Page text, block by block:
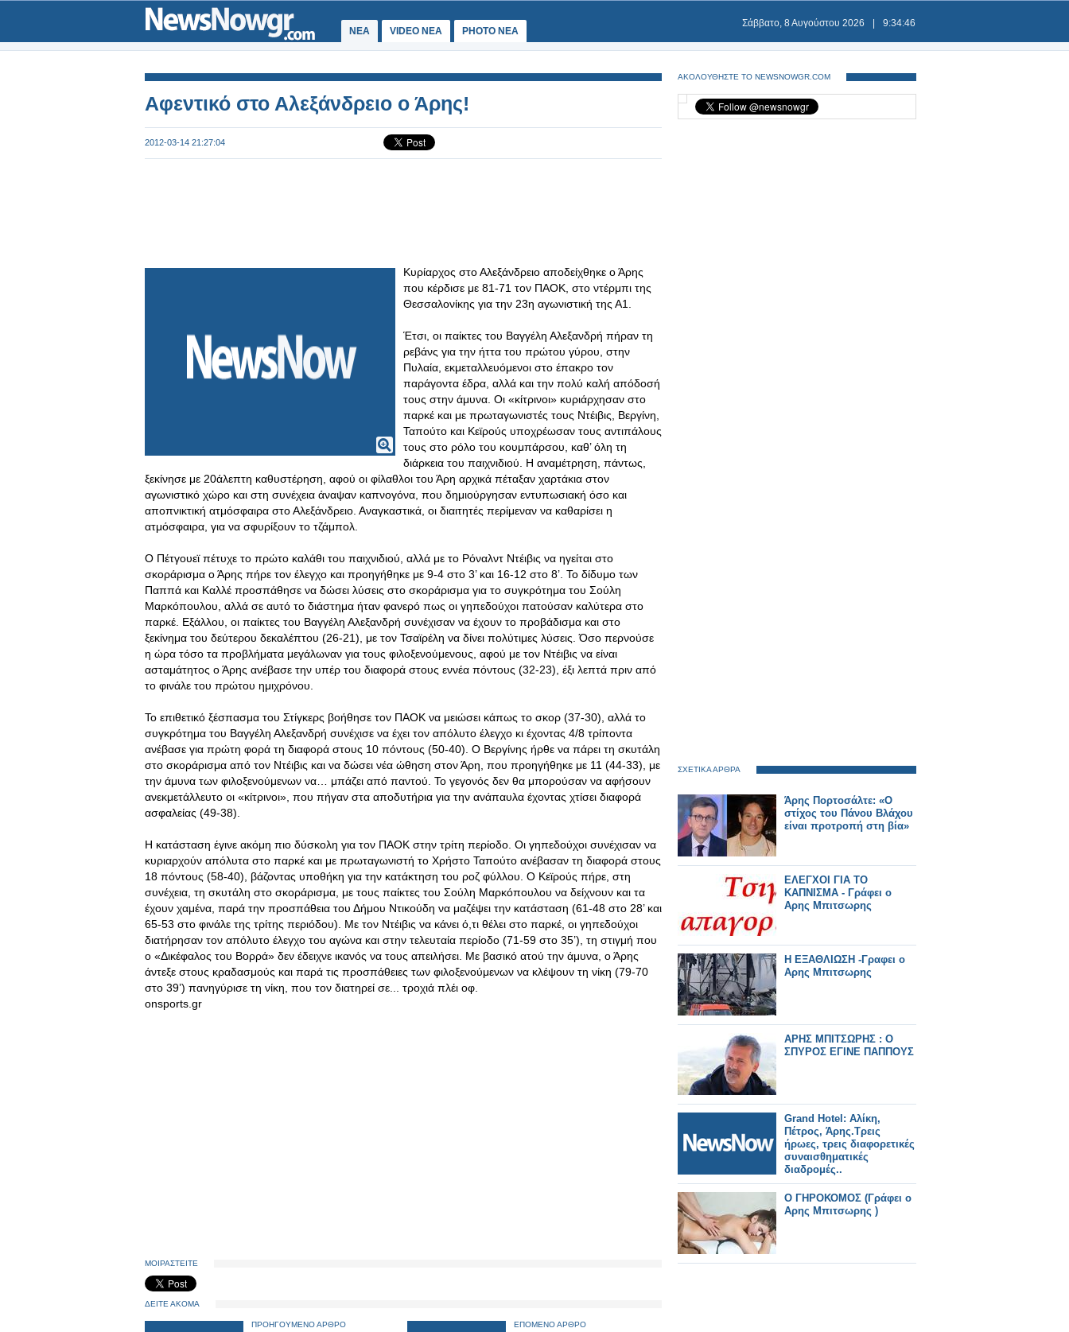
ΝΕΑ VIDEO NEA PHOTO NEA
Σάββατο, 8 Αυγούστου 2026 9:34:46
Αφεντικό στο Αλεξάνδρειο ο Άρης!
2012-03-14 21:27:04
Κυρίαρχος στο Αλεξάνδρειο αποδείχθηκε ο Άρης
που κέρδισε με 81-71 τον ΠΑΟΚ, στο ντέρμπι της
Θεσσαλονίκης για την 23η αγωνιστική της Α1.
Έτσι, οι παίκτες του Βαγγέλη Αλεξανδρή πήραν τη
ρεβάνς για την ήττα του πρώτου γύρου, στην
Πυλαία, εκμεταλλευόμενοι στο έπακρο τον
παράγοντα έδρα, αλλά και την πολύ καλή απόδοσή
τους στην άμυνα. Οι «κίτρινοι» κυριάρχησαν στο
παρκέ και με πρωταγωνιστές τους Ντέιβις, Βεργίνη,
Ταπούτο και Κεϊρούς υποχρέωσαν τους αντιπάλους
τους στο ρόλο του κουμπάρσου, καθ’ όλη τη
διάρκεια του παιχνιδιού. Η αναμέτρηση, πάντως,
ξεκίνησε με 20άλεπτη καθυστέρηση, αφού οι φίλαθλοι του Άρη αρχικά πέταξαν χαρτάκια στον
αγωνιστικό χώρο και στη συνέχεια άναψαν καπνογόνα, που δημιούργησαν εντυπωσιακή όσο και
αποπνικτική ατμόσφαιρα στο Αλεξάνδρειο. Αναγκαστικά, οι διαιτητές περίμεναν να καθαρίσει η
ατμόσφαιρα, για να σφυρίξουν το τζάμπολ.
Ο Πέτγουεϊ πέτυχε το πρώτο καλάθι του παιχνιδιού, αλλά με το Ρόναλντ Ντέιβις να ηγείται στο
σκοράρισμα ο Άρης πήρε τον έλεγχο και προηγήθηκε με 9-4 στο 3’ και 16-12 στο 8’ . Το δίδυμο των
Παππά και Καλλέ προσπάθησε να δώσει λύσεις στο σκοράρισμα για το συγκρότημα του Σούλη
Μαρκόπουλου, αλλά σε αυτό το διάστημα ήταν φανερό πως οι γηπεδούχοι πατούσαν καλύτερα στο
παρκέ. Εξάλλου, οι παίκτες του Βαγγέλη Αλεξανδρή συνέχισαν να έχουν το προβάδισμα και στο
ξεκίνημα του δεύτερου δεκαλέπτου (26-21), με τον Τσαϊρέλη να δίνει πολύτιμες λύσεις. Όσο περνούσε
η ώρα τόσο τα προβλήματα μεγάλωναν για τους φιλοξενούμενους, αφού με τον Ντέιβις να είναι
ασταμάτητος ο Άρης ανέβασε την υπέρ του διαφορά στους εννέα πόντους (32-23), έξι λεπτά πριν από
το φινάλε του πρώτου ημιχρόνου.
Το επιθετικό ξέσπασμα του Στίγκερς βοήθησε τον ΠΑΟΚ να μειώσει κάπως το σκορ (37-30), αλλά το
συγκρότημα του Βαγγέλη Αλεξανδρή συνέχισε να έχει τον απόλυτο έλεγχο κι έχοντας 4/8 τρίποντα
ανέβασε για πρώτη φορά τη διαφορά στους 10 πόντους (50-40). Ο Βεργίνης ήρθε να πάρει τη σκυτάλη
στο σκοράρισμα από τον Ντέιβις και να δώσει νέα ώθηση στον Άρη, που προηγήθηκε με 11 (44-33), με
την άμυνα των φιλοξενούμενων να… μπάζει από παντού. Το γεγονός δεν θα μπορούσαν να αφήσουν
ανεκμετάλλευτο οι «κίτρινοι», που πήγαν στα αποδυτήρια για την ανάπαυλα έχοντας χτίσει διαφορά
ασφαλείας (49-38).
Η κατάσταση έγινε ακόμη πιο δύσκολη για τον ΠΑΟΚ στην τρίτη περίοδο. Οι γηπεδούχοι συνέχισαν να
κυριαρχούν απόλυτα στο παρκέ και με πρωταγωνιστή το Χρήστο Ταπούτο ανέβασαν τη διαφορά στους
18 πόντους (58-40), βάζοντας υποθήκη για την κατάκτηση του ροζ φύλλου. Ο Κεϊρούς πήρε, στη
συνέχεια, τη σκυτάλη στο σκοράρισμα, με τους παίκτες του Σούλη Μαρκόπουλου να δείχνουν και τα
έχουν χαμένα, παρά την προσπάθεια του Δήμου Ντικούδη να μαζέψει την κατάσταση (61-48 στο 28’ και
65-53 στο φινάλε της τρίτης περιόδου). Με τον Ντέιβις να κάνει ό,τι θέλει στο παρκέ, οι γηπεδούχοι
διατήρησαν τον απόλυτο έλεγχο του αγώνα και στην τελευταία περίοδο (71-59 στο 35’), τη στιγμή που
ο «Δικέφαλος του Βορρά» δεν έδειχνε ικανός να τους απειλήσει. Με βασικό ατού την άμυνα, ο Άρης
άντεξε στους κραδασμούς και παρά τις προσπάθειες των φιλοξενούμενων να κλέψουν τη νίκη (79-70
στο 39’) πανηγύρισε τη νίκη, που τον διατηρεί σε... τροχιά πλέι οφ.
onsports.gr
ΜΟΙΡΑΣΤΕΙΤΕ
ΔΕΙΤΕ ΑΚΟΜΑ
ΠΡΟΗΓΟΥΜΕΝΟ ΑΡΘΡΟ ΕΠΟΜΕΝΟ ΑΡΘΡΟ
ΑΚΟΛΟΥΘΗΣΤΕ ΤΟ NEWSNOWGR.COM
ΣΧΕΤΙΚΑ ΑΡΘΡΑ
Άρης Πορτοσάλτε: «Ο
στίχος του Πάνου Βλάχου
είναι προτροπή στη βία»
ΕΛΕΓΧΟΙ ΓΙΑ ΤΟ
ΚΑΠΝΙΣΜΑ - Γράφει ο
Αρης Μπιτσωρης
Η ΕΞΑΘΛΙΩΣΗ -Γραφει ο
Αρης Μπιτσωρης
ΑΡΗΣ ΜΠΙΤΣΩΡΗΣ : Ο
ΣΠΥΡΟΣ ΕΓΙΝΕ ΠΑΠΠΟΥΣ
Grand Hotel: Αλίκη,
Πέτρος, Άρης.Τρεις
ήρωες, τρεις διαφορετικές
συναισθηματικές
διαδρομές..
Ο ΓΗΡΟΚΟΜΟΣ (Γράφει ο
Αρης Μπιτσωρης )